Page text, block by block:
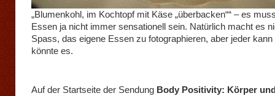
„Blumenkohl, im Kochtopf mit Käse „überbacken““ – es
Essen ja nicht immer sensationell sein. Natürlich macht es
Spass, das eigene Essen zu fotographieren, aber jeder kann
könnte es.
Auf der Startseite der Sendung Body Positivity: Körper